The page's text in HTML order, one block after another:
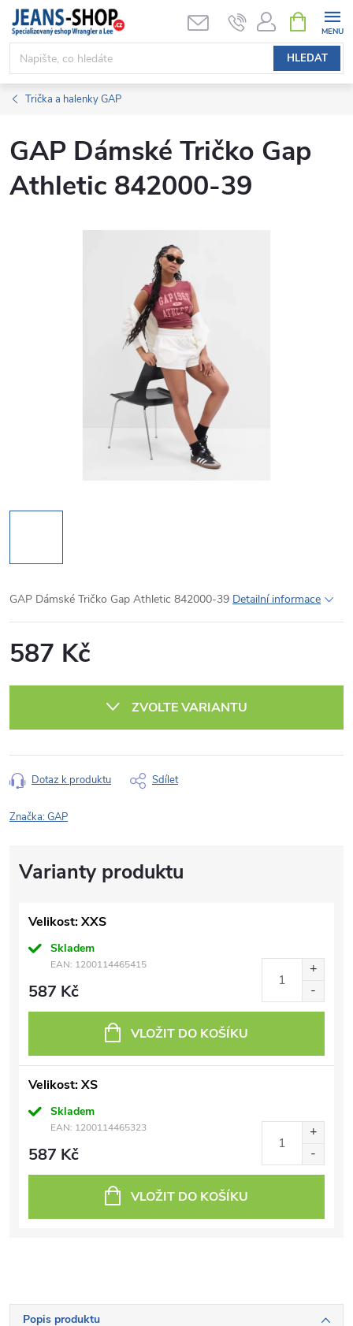
Přejít
obsah
HLEDAT
NÁKUPNÍ
KOŠÍK
Trička a halenky GAP
GAP Dámské Tričko Gap
Athletic 842000-39
GAP Dámské Tričko Gap Athletic 842000-39 Detailní informace
587 Kč
ZVOLTE VARIANTU
Dotaz k produktu Sdílet
Značka:GAP
Velikost: XXS
Skladem
EAN: 1200114465415
587 Kč
VLOŽIT DO KOŠÍKU
Velikost: XS
Skladem
EAN: 1200114465323
587 Kč
VLOŽIT DO KOŠÍKU
Popis produktu